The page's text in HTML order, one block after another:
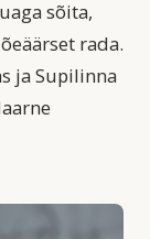
sõita,
rada.
ja Supilinna